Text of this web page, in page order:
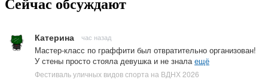
Сейчас обсуждают
Катерина час назад
Мастер-класс по граффити был отвратительно организован!
У стены просто стояла девушка и не знала ещё
Фестиваль уличных видов спорта на ВДНХ 2026